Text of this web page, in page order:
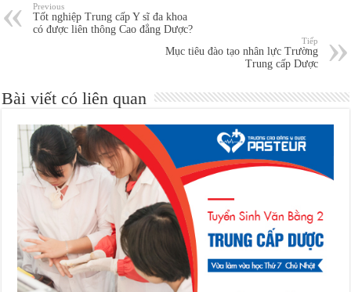
Previous
Tốt nghiệp Trung cấp Y sĩ đa khoa
có được liên thông Cao đẳng Dược?
Tiếp
Mục tiêu đào tạo nhân lực Trường
Trung cấp Dược
Bài viết có liên quan